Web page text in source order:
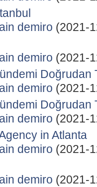
demiro (2021-
demiro (2021-
Doğrudan
demiro (2021-
Doğrudan
demiro (2021-
in Atlanta
demiro (2021-
demiro (2021-